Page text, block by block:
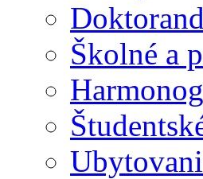
Školné a